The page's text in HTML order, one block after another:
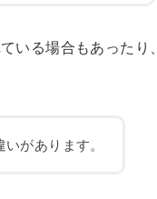
いる場合もあったり、
があります。